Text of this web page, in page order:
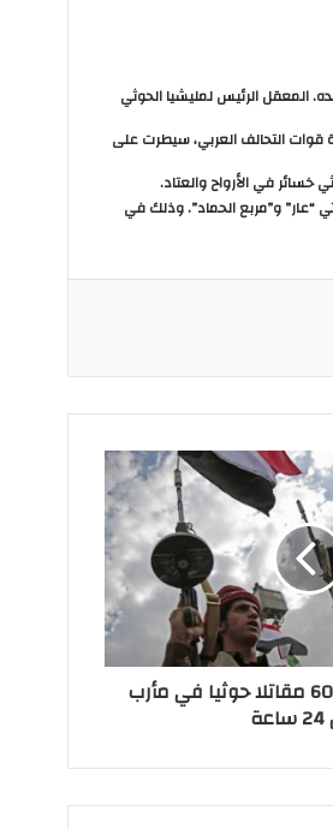
المعقل الرئيس لمليشيا الحوثي
التحالف العربي، سيطرت على
خسائر في الأرواح والعتاد.
“عار” و”مربع الحماد”. وذلك في
التحالف يعلن قتله 60 مقاتلا حوثيا في مأرب